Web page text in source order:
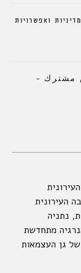
ואפשרויות
مشترك –
העירונית
נתניה
מתחדשת
גן העצמאות